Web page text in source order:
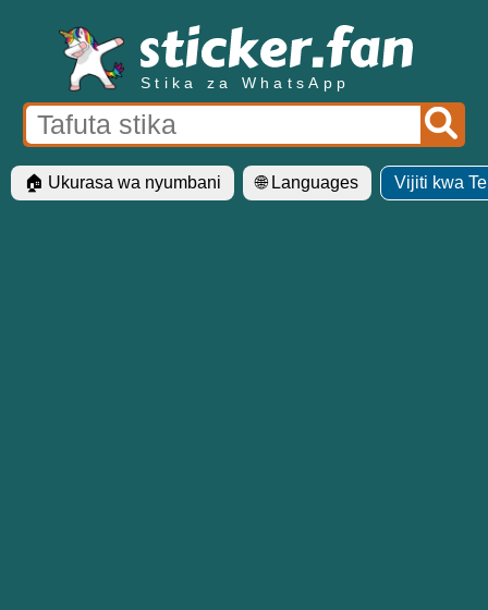
Stika za WhatsApp
🏠 Ukurasa wa nyumbani 🌐 Languages Vijiti kwa